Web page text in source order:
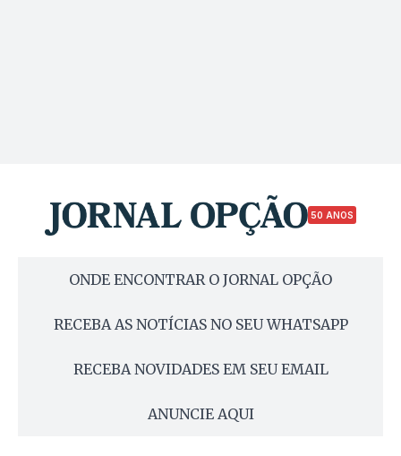
50 ANOS
ONDE ENCONTRAR O JORNAL OPÇÃO
RECEBA AS NOTÍCIAS NO SEU WHATSAPP
RECEBA NOVIDADES EM SEU EMAIL
ANUNCIE AQUI